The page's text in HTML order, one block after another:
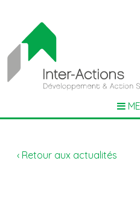
‹ Retour aux actualités